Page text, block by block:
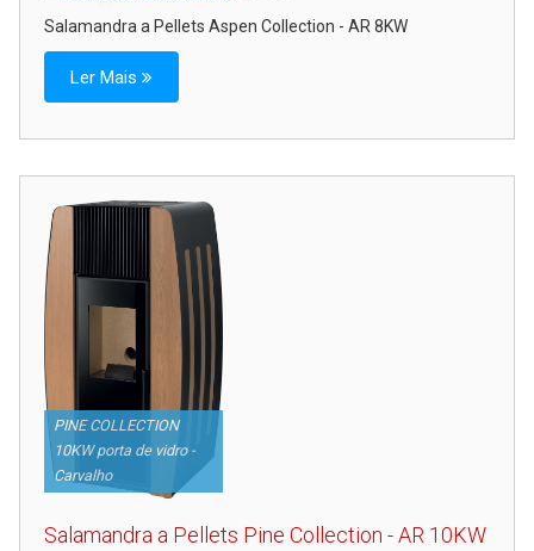
Salamandra a Pellets Aspen Collection - AR 8KW
Ler Mais
PINE COLLECTION
10KW porta de vidro -
Carvalho
Salamandra a Pellets Pine Collection - AR 10KW